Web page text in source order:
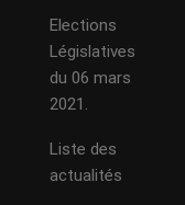
Elections
Législatives
du 06 mars
2021.
Liste des
actualités